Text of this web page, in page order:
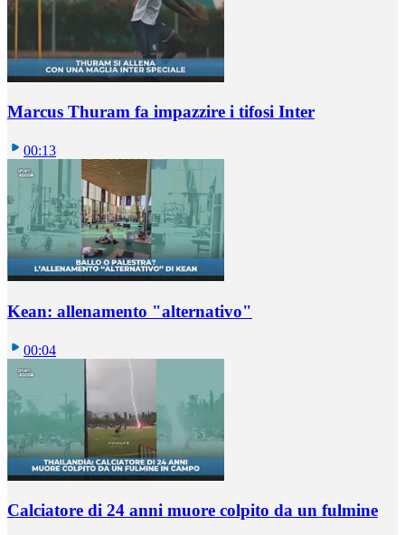
Marcus Thuram fa impazzire i tifosi Inter
00:13
Kean: allenamento "alternativo"
00:04
Calciatore di 24 anni muore colpito da un fulmine